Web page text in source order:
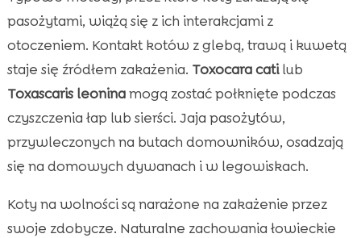
pasożytami, wiążą się z ich interakcjami z
otoczeniem. Kontakt kotów z glebą, trawą i kuwetą
staje się źródłem zakażenia. Toxocara catilub
Toxascaris leoninamogą zostać połknięte podczas
czyszczenia łap lub sierści. Jaja pasożytów,
przywleczonych na butach domowników, osadzają
się na domowych dywanach i w legowiskach.
Koty na wolności są narażone na zakażenie przez
swoje zdobycze. Naturalne zachowania łowieckie